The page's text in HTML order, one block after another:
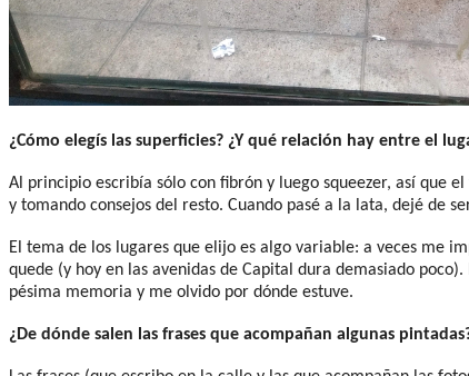
¿Cómo elegís las superficies? ¿Y qué relación hay entre el
Al principio escribía sólo con fibrón y luego squeezer, así que
y tomando consejos del resto. Cuando pasé a la lata, dejé de
El tema de los lugares que elijo es algo variable: a veces me
quede (y hoy en las avenidas de Capital dura demasiado
pésima memoria y me olvido por dónde estuve.
¿De dónde salen las frases que acompañan algunas